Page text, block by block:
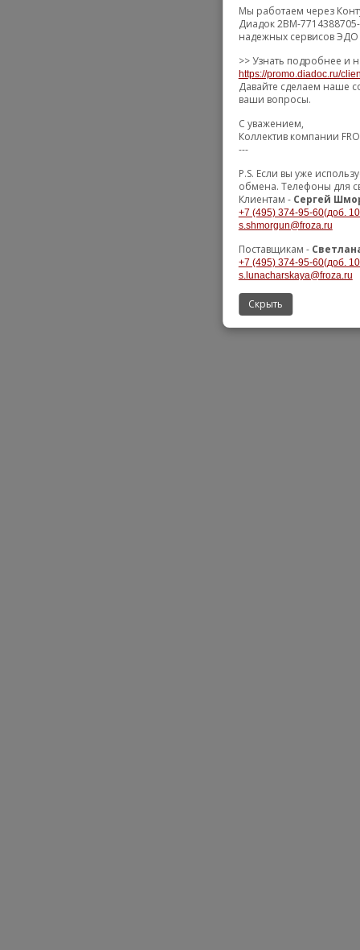
Мы работаем через
Диадок 2BM-
надежных сервисов
>> Узнать подробнее и
https://promo.diadoc.ru/
Давайте сделаем наше
ваши вопросы.
С уважением,
Коллектив компании
---
P.S. Если вы уже
обмена. Телефоны для
Клиентам - Сергей
+7 (495) 374-95-60(доб.
s.shmorgun@froza.ru
Поставщикам -
+7 (495) 374-95-60(доб.
s.lunacharskaya@froza.ru
Скрыть